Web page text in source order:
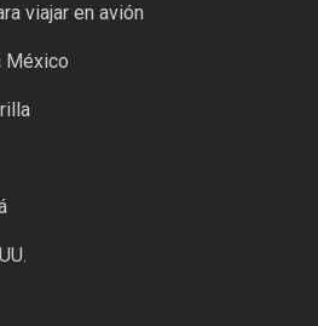
viajar en avión
México